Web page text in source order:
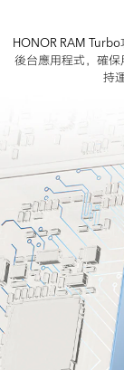
HONOR RAM
後台應用程式，確
持